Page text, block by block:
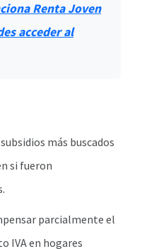
Renta Joven
acceder al
más buscados
si fueron
parcialmente el
IVA en hogares